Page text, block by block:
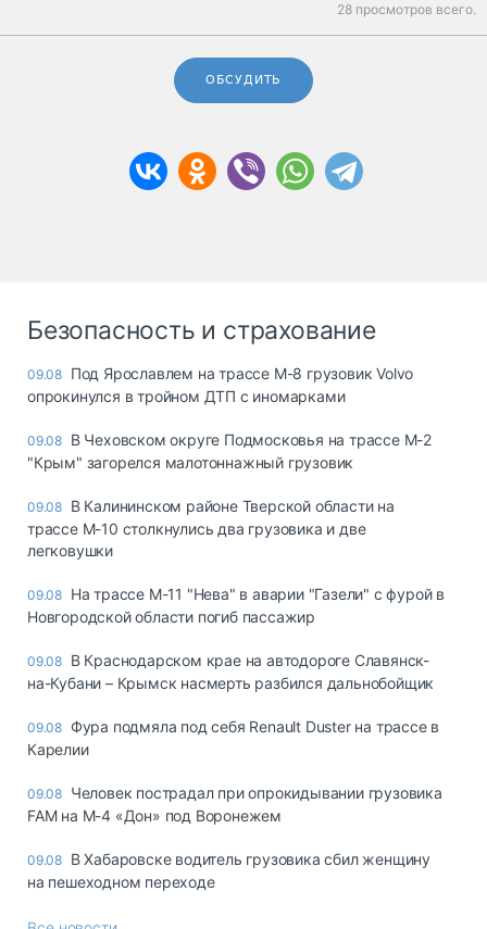
28 просмотров всего.
ОБСУДИТЬ
Безопасность и страхование
09.08 Под Ярославлем на трассе М-8 грузовик Volvo
опрокинулся в тройном ДТП с иномарками
09.08 В Чеховском округе Подмосковья на трассе М-2
"Крым" загорелся малотоннажный грузовик
09.08 В Калининском районе Тверской области на
трассе М-10 столкнулись два грузовика и две
легковушки
09.08 На трассе М-11 "Нева" в аварии "Газели" с фурой в
Новгородской области погиб пассажир
09.08 В Краснодарском крае на автодороге Славянск-
на-Кубани – Крымск насмерть разбился дальнобойщик
09.08 Фура подмяла под себя Renault Duster на трассе в
Карелии
09.08 Человек пострадал при опрокидывании грузовика
FAM на М-4 «Дон» под Воронежем
09.08 В Хабаровске водитель грузовика сбил женщину
на пешеходном переходе